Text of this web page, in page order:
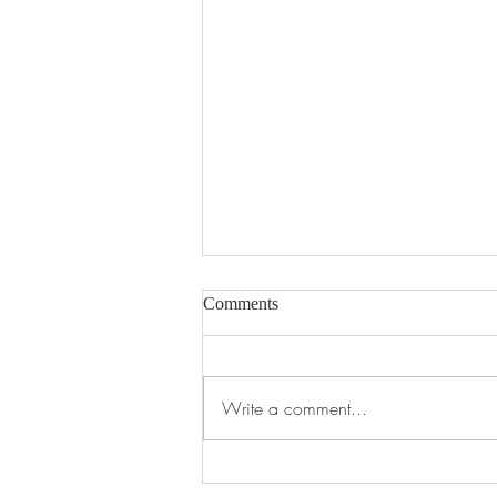
Comments
Write a comment...